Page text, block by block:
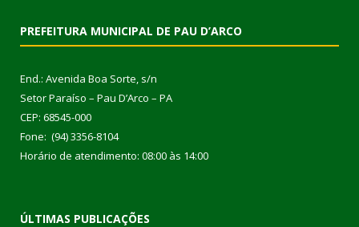
PREFEITURA MUNICIPAL DE PAU D’ARCO
End.: Avenida Boa Sorte, s/n
Setor Paraíso – Pau D’Arco – PA
CEP: 68545-000
Fone: (94) 3356-8104
Horário de atendimento: 08:00 às 14:00
ÚLTIMAS PUBLICAÇÕES